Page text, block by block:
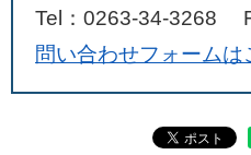
Tel：0263-34-3268
問い合わせフォームは